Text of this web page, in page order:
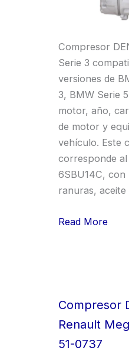
Compresor
Serie 3
versiones de
3, BMW Serie
motor, año,
de motor y
vehículo. Este
corresponde
6SBU14C, con
ranuras,
Read More
Compresor
Renault
51-0737